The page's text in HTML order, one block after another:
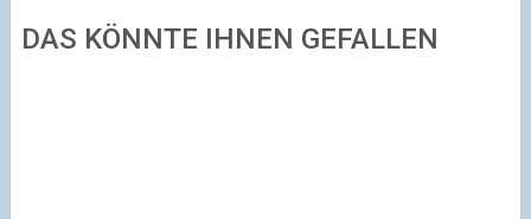
DAS KÖNNTE IHNEN GEFALLEN